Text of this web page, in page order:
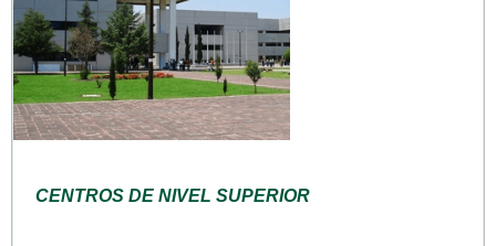
CENTROS DE NIVEL SUPERIOR